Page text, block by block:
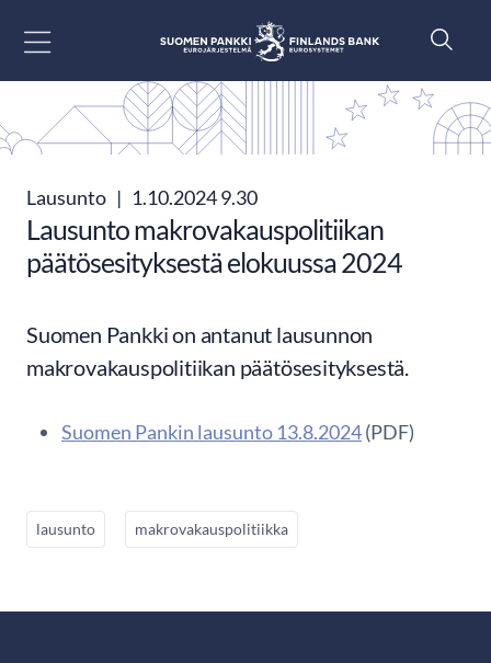
Lausunto | 1.10.2024 9.30
Lausunto makrovakauspolitiikan
päätösesityksestä elokuussa 2024
Suomen Pankki on antanut lausunnon
makrovakauspolitiikan päätösesityksestä.
Suomen Pankin lausunto 13.8.2024(PDF)
lausunto makrovakauspolitiikka